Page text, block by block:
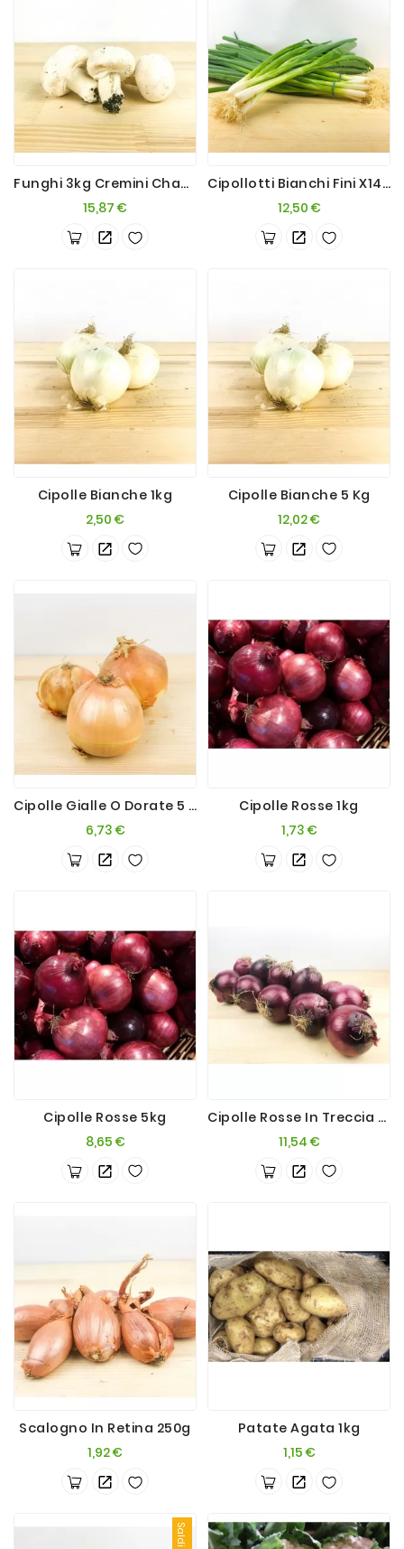
Funghi 3kg Cremini Champignon
15,87 €Prezzo
Cipollotti Bianchi Fini X14 Mazzetti
12,50 €Prezzo
Cipolle Bianche 1kg
2,50 €Prezzo
Cipolle Bianche 5 Kg
12,02 €Prezzo
Cipolle Gialle O Dorate 5 Kg
6,73 €Prezzo
Cipolle Rosse 1kg
1,73 €Prezzo
Cipolle Rosse 5kg
8,65 €Prezzo
Cipolle Rosse In Treccia X2,5kg
11,54 €Prezzo
Scalogno In Retina 250g
1,92 €Prezzo
Patate Agata 1kg
1,15 €Prezzo
Saldi